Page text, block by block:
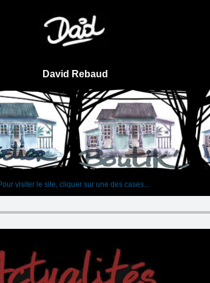
David Rebaud
visiter le site, cliquer sur une des cases...